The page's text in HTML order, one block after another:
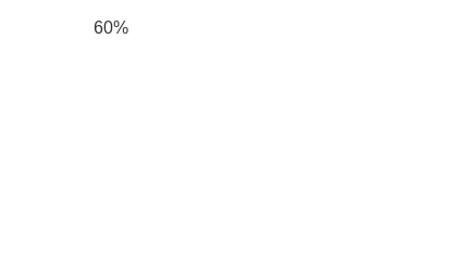
60%